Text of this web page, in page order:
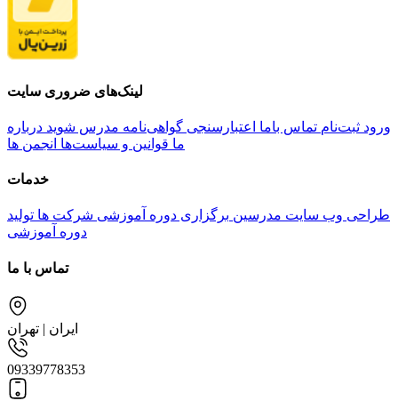
لینک‌های ضروری سایت
ورود ثبت‌نام تماس باما اعتبارسنجی گواهی‌نامه مدرس شوید درباره
ما قوانین و سیاست‌ها انجمن ها
خدمات
طراحی وب سایت مدرسین برگزاری دوره آموزشی شرکت ها تولید
دوره آموزشی
تماس با ما
ایران | تهران
09339778353